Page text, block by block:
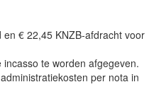
€ 22,45 KNZB-afdracht voor
te worden afgegeven.
per nota in